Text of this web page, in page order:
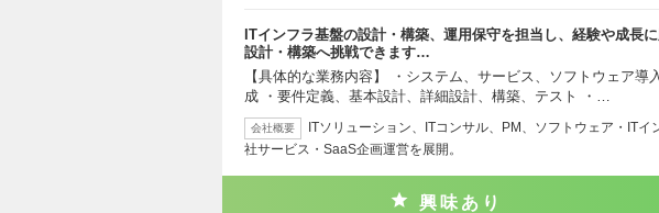
ITインフラ基盤の設計・構築、運用保守を担当し、経験や成長
設計・構築へ挑戦できます…
【具体的な業務内容】 ・システム、サービス、ソフトウェア導
成 ・要件定義、基本設計、詳細設計、構築、テスト ・…
会社概要
ITソリューション、ITコンサル、PM、ソフトウェア・ITイ
社サービス・SaaS企画運営を展開。
興味あり